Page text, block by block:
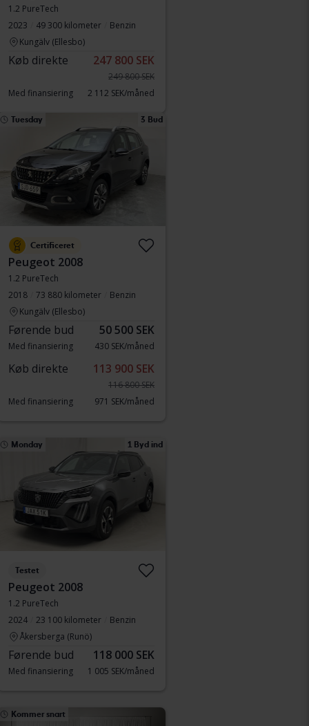
1.2 PureTech
2023
49 300 kilometer
Benzin
Kungälv (Ellesbo)
Køb direkte 247 800 SEK
249 800 SEK
Med finansiering
2 112 SEK/måned
Tuesday 3 Bud
Certificeret
Peugeot 2008
1.2 PureTech
2018
73 880 kilometer
Benzin
Kungälv (Ellesbo)
Førende bud 50 500 SEK
Med finansiering 430 SEK/måned
Køb direkte 113 900 SEK
116 800 SEK
Med finansiering
971 SEK/måned
Monday 1 Byd ind
Testet
Peugeot 2008
1.2 PureTech
2024
23 100 kilometer
Benzin
Åkersberga (Runö)
Førende bud 118 000 SEK
Med finansiering 1 005 SEK/måned
Kommer snart